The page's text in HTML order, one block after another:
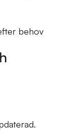
behov